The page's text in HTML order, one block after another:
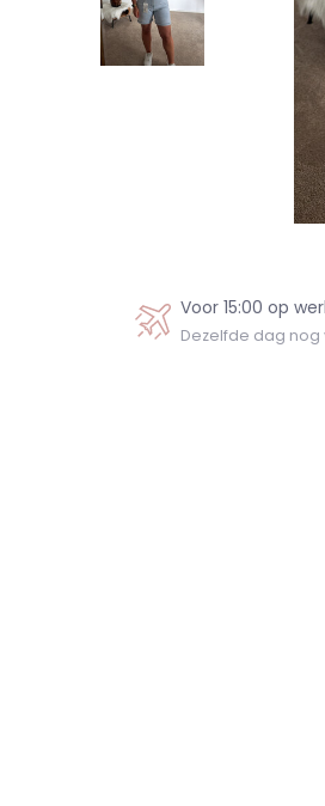
Voor 15:00 op
Dezelfde dag nog